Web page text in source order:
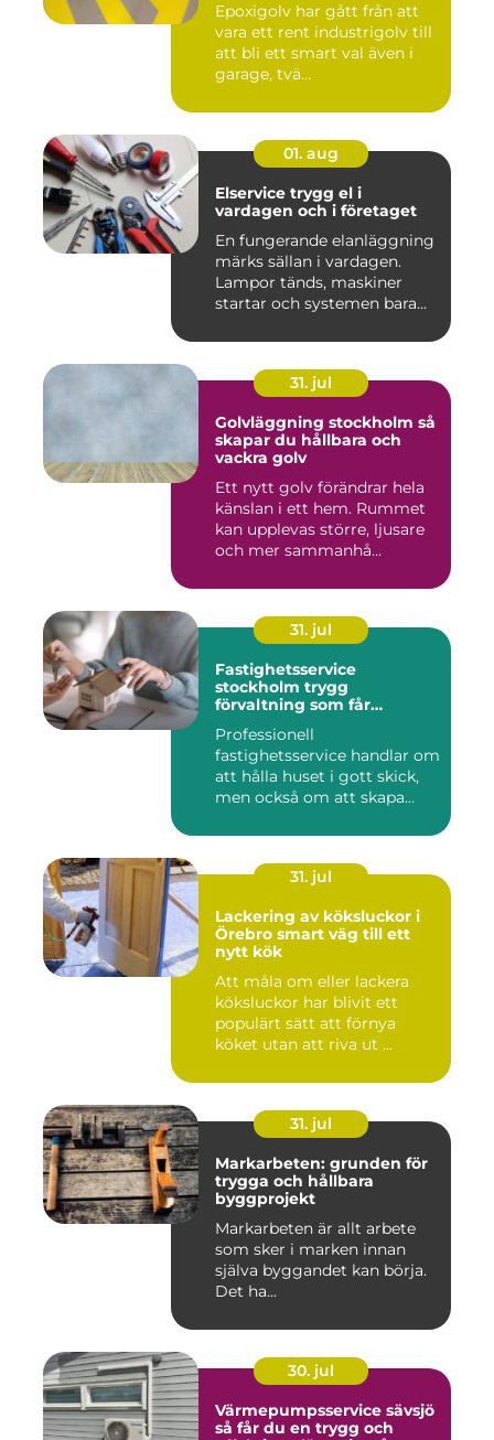
Epoxigolv har gått från att
vara ett rent industrigolv till
att bli ett smart val även i
garage, tvä...
01. aug
Elservice trygg el i
vardagen och i företaget
En fungerande elanläggning
märks sällan i vardagen.
Lampor tänds, maskiner
startar och systemen bara...
31. jul
Golvläggning stockholm så
skapar du hållbara och
vackra golv
Ett nytt golv förändrar hela
känslan i ett hem. Rummet
kan upplevas större, ljusare
och mer sammanhå...
31. jul
Fastighetsservice
stockholm trygg
förvaltning som får
Professionell
fastighetsservice handlar om
att hålla huset i gott skick,
men också om att skapa
31. jul
Lackering av köksluckor i
Örebro smart väg till ett
nytt kök
Att måla om eller lackera
köksluckor har blivit ett
populärt sätt att förnya
köket utan att riva ut ...
31. jul
Markarbeten: grunden för
trygga och hållbara
byggprojekt
Markarbeten är allt arbete
som sker i marken innan
själva byggandet kan börja.
Det ha...
30. jul
Värmepumpsservice sävsjö
så får du en trygg och